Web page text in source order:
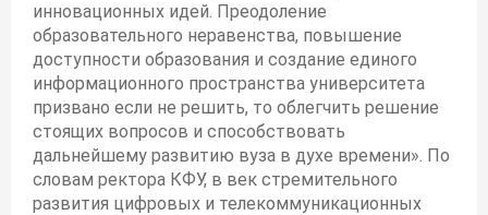
инновационных идей. Преодоление
образовательного неравенства, повышение
доступности образования и создание единого
информационного пространства университета
призвано если не решить, то облегчить решение
стоящих вопросов и способствовать
дальнейшему развитию вуза в духе времени». По
словам ректора КФУ, в век стремительного
развития цифровых и телекоммуникационных